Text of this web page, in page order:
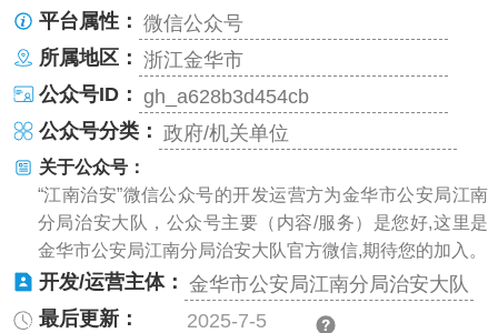
平台属性： 微信公众号
所属地区： 浙江金华市
公众号ID： gh_a628b3d454cb
公众号分类： 政府/机关单位
关于公众号：
“江南治安”微信公众号的开发运营方为金华市公安局江南
分局治安大队，公众号主要（内容/服务）是您好,这里是
金华市公安局江南分局治安大队官方微信,期待您的加入。
开发/运营主体： 金华市公安局江南分局治安大队
最后更新：
2025-7-5